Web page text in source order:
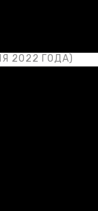
2022 ГОДА)